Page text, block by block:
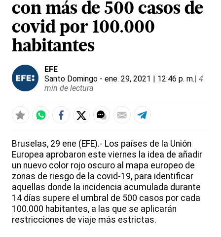
con más de 500 casos de
covid por 100.000
habitantes
EFE
Santo Domingo - ene. 29, 2021 | 12:46 p. m.| 4
min de lectura
Bruselas, 29 ene (EFE).- Los países de la Unión
Europea aprobaron este viernes la idea de añadir
un nuevo color rojo oscuro al mapa europeo de
zonas de riesgo de la covid-19, para identificar
aquellas donde la incidencia acumulada durante
14 días supere el umbral de 500 casos por cada
100.000 habitantes, a las que se aplicarán
restricciones de viaje más estrictas.